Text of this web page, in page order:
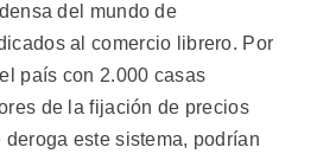
del mundo de
al comercio librero. Por
país con 2.000 casas
de la fijación de precios
este sistema, podrían